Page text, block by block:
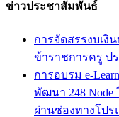
ข่าวประชาสัมพันธ์
การจัดสรรงบเ
ข้าราชการครู ป
การอบรม e-
พัฒนา 248 Node
ผ่านช่องทางโปร